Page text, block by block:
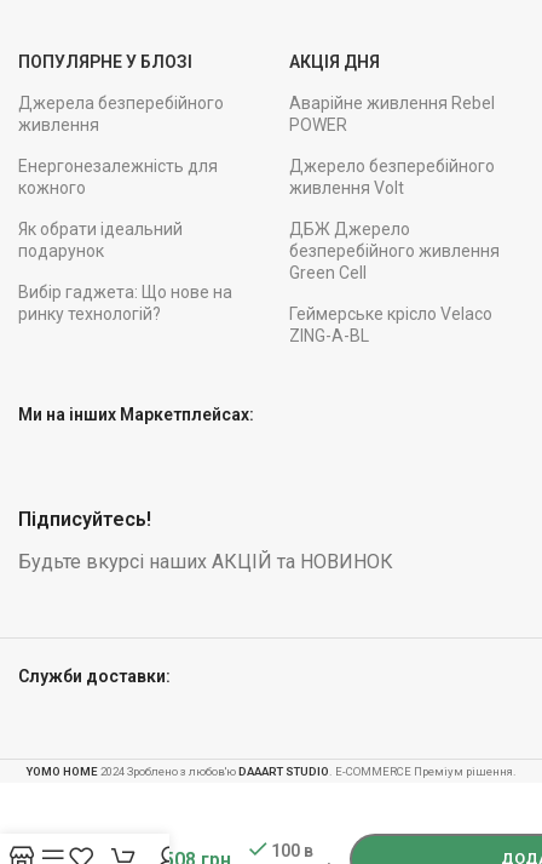
ПОПУЛЯРНЕ У БЛОЗІ
Джерела безперебійного
живлення
Енергонезалежність для
кожного
Як обрати ідеальний
подарунок
Вибір гаджета: Що нове на
ринку технологій?
АКЦІЯ ДНЯ
Аварійне живлення Rebel
POWER
Джерело безперебійного
живлення Volt
ДБЖ Джерело
безперебійного живлення
Green Cell
Геймерське крісло Velaco
ZING-A-BL
Ми на інших Маркетплейсах:
Підписуйтесь!
Будьте вкурсі наших АКЦІЙ та НОВИНОК
Служби доставки:
YOMO HOME 2024 Зроблено з любов'юDAAART STUDIO . E-COMMERCE Преміум рішення.
Офісне
Cerber
7 508 грн
100 в